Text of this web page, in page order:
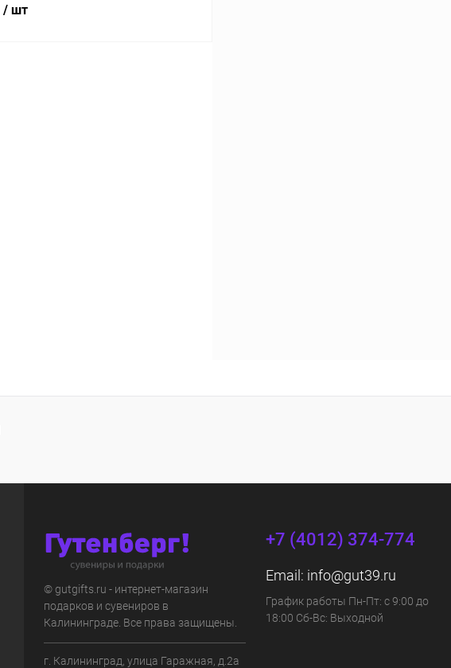
/ шт
© gutgifts.ru - интернет-магазин
подарков и сувениров в
Калининграде. Все права защищены.
г. Калининград, улица Гаражная, д.2а
+7 (4012) 374-774
Email: info@gut39.ru
График работы Пн-Пт: с 9:00 до
18:00 Сб-Вс: Выходной